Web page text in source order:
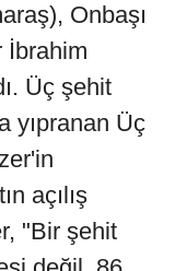
Onbaşı
İbrahim
Üç şehit
yıpranan Üç
açılış
"Bir şehit